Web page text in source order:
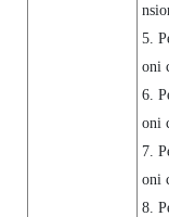
5.
oni
6.
oni
7.
oni
8.